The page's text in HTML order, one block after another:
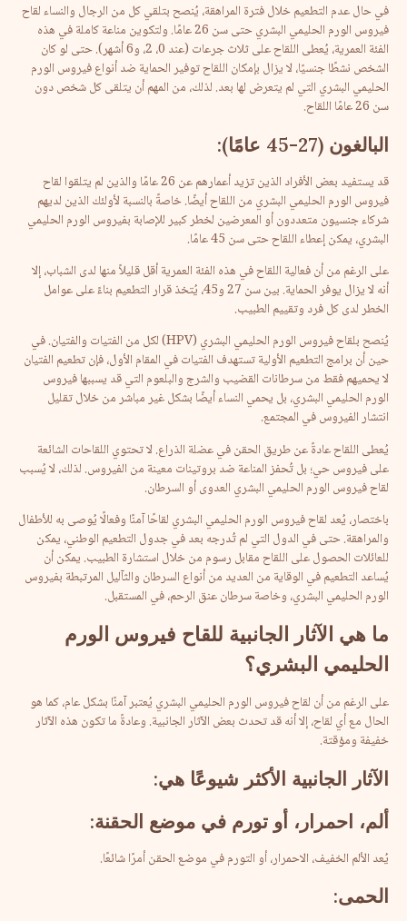
في حال عدم التطعيم خلال فترة المراهقة، يُنصح بتلقي كل من الرجال والنساء لقاح
فيروس الورم الحليمي البشري حتى سن 26 عامًا. ولتكوين مناعة كاملة في هذه
الفئة العمرية، يُعطى اللقاح على ثلاث جرعات (عند 0، 2، و6 أشهر). حتى لو كان
الشخص نشطًا جنسيًا، لا يزال بإمكان اللقاح توفير الحماية ضد أنواع فيروس الورم
الحليمي البشري التي لم يتعرض لها بعد. لذلك، من المهم أن يتلقى كل شخص دون
سن 26 عامًا اللقاح.
البالغون (27-45 عامًا):
قد يستفيد بعض الأفراد الذين تزيد أعمارهم عن 26 عامًا والذين لم يتلقوا لقاح
فيروس الورم الحليمي البشري من اللقاح أيضًا. خاصةً بالنسبة لأولئك الذين لديهم
شركاء جنسيون متعددون أو المعرضين لخطر كبير للإصابة بفيروس الورم الحليمي
البشري، يمكن إعطاء اللقاح حتى سن 45 عامًا.
على الرغم من أن فعالية اللقاح في هذه الفئة العمرية أقل قليلاً منها لدى الشباب، إلا
أنه لا يزال يوفر الحماية. بين سن 27 و45، يُتخذ قرار التطعيم بناءً على عوامل
الخطر لدى كل فرد وتقييم الطبيب.
يُنصح بلقاح فيروس الورم الحليمي البشري (HPV) لكل من الفتيات والفتيان. في
حين أن برامج التطعيم الأولية تستهدف الفتيات في المقام الأول، فإن تطعيم الفتيان
لا يحميهم فقط من سرطانات القضيب والشرج والبلعوم التي قد يسببها فيروس
الورم الحليمي البشري، بل يحمي النساء أيضًا بشكل غير مباشر من خلال تقليل
انتشار الفيروس في المجتمع.
يُعطى اللقاح عادةً عن طريق الحقن في عضلة الذراع. لا تحتوي اللقاحات الشائعة
على فيروس حي؛ بل تُحفز المناعة ضد بروتينات معينة من الفيروس. لذلك، لا يُسبب
لقاح فيروس الورم الحليمي البشري العدوى أو السرطان.
باختصار، يُعد لقاح فيروس الورم الحليمي البشري لقاحًا آمنًا وفعالًا يُوصى به للأطفال
والمراهقة. حتى في الدول التي لم تُدرجه بعد في جدول التطعيم الوطني، يمكن
للعائلات الحصول على اللقاح مقابل رسوم من خلال استشارة الطبيب. يمكن أن
يُساعد التطعيم في الوقاية من العديد من أنواع السرطان والثآليل المرتبطة بفيروس
الورم الحليمي البشري، وخاصة سرطان عنق الرحم، في المستقبل.
ما هي الآثار الجانبية للقاح فيروس الورم
الحليمي البشري؟
على الرغم من أن لقاح فيروس الورم الحليمي البشري يُعتبر آمنًا بشكل عام، كما هو
الحال مع أي لقاح، إلا أنه قد تحدث بعض الآثار الجانبية. وعادةً ما تكون هذه الآثار
خفيفة ومؤقتة.
الآثار الجانبية الأكثر شيوعًا هي:
ألم، احمرار، أو تورم في موضع الحقنة:
يُعد الألم الخفيف، الاحمرار، أو التورم في موضع الحقن أمرًا شائعًا.
الحمى: